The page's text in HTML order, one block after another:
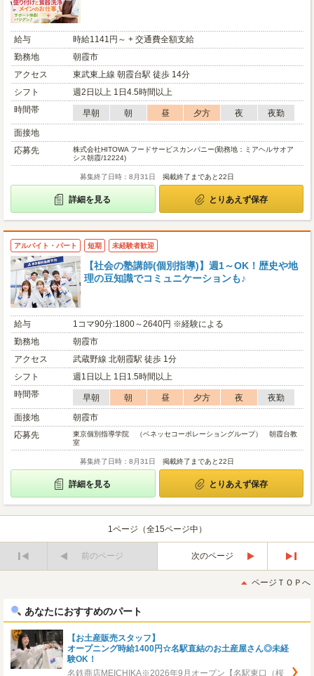
給与
時給1141円～ + 交通費全額支給
勤務地
朝霞市
アクセス
東武東上線 朝霞台駅 徒歩 14分
シフト
週2日以上 1日4.5時間以上
時間帯
早朝 朝 昼 夕方 夜
夜勤
面接地
応募先
株式会社HITOWA フードサービスカンパニー(勤務地：ミアヘルサオア
シス朝霞/12224)
募集終了日時：8月31日 掲載終了まであと22日
詳細を見る とりあえず保存
アルバイト・パート 短期 未経験者歓迎
【社会の塾講師(個別指導)】週1～OK！歴史や地
理の豆知識でコミュニケーションも♪
給与
1コマ90分:1800～2640円 ※経験による
勤務地
朝霞市
アクセス
武蔵野線 北朝霞駅 徒歩 1分
シフト
週1日以上 1日1.5時間以上
時間帯
早朝 朝 昼 夕方 夜
夜勤
面接地
朝霞市
応募先
東京個別指導学院 （ベネッセコーポレーショングループ） 朝霞台教
室
募集終了日時：8月31日 掲載終了まであと22日
詳細を見る とりあえず保存
1ページ（全15ページ中）
前のページ
次のページ
後
ページＴＯＰへ
あなたにおすすめのパート
【お土産販売スタッフ】
オープニング時給1400円☆名駅直結のお土産屋さん◎未経
験OK！
名鉄商店MEICHIKA※2026年9月オープン【名駅東口（桜